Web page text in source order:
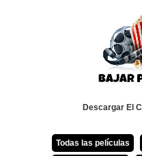
Descargar El
Todas las películas